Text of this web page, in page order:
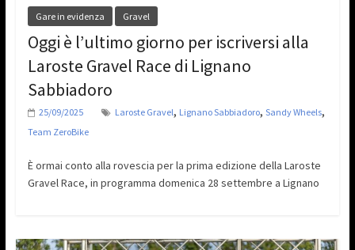
Gare in evidenza Gravel
Oggi è l’ultimo giorno per iscriversi alla
Laroste Gravel Race di Lignano
Sabbiadoro
25/09/2025 Laroste Gravel, Lignano Sabbiadoro, Sandy Wheels,
Team ZeroBike
È ormai conto alla rovescia per la prima edizione della Laroste
Gravel Race, in programma domenica 28 settembre a Lignano